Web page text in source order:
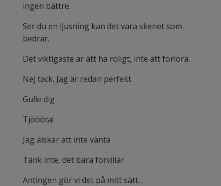
ingen bättre.
Ser du en ljusning kan det vara skenet som
bedrar.
Det viktigaste är att ha roligt, inte att förlora.
Nej tack. Jag är redan perfekt.
Gulle dig
Tjöööta!
Jag älskar att inte vänta
Tänk inte, det bara förvillar
Antingen gör vi det på mitt sätt…